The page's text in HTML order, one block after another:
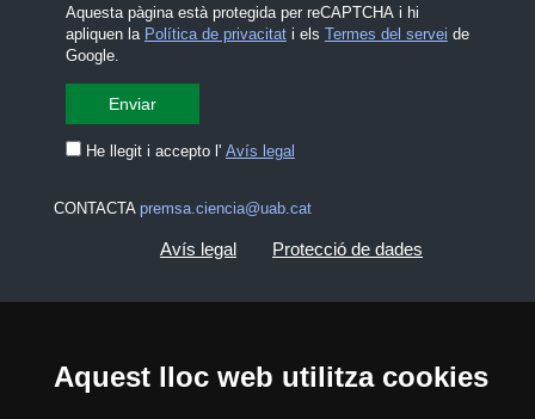
Aquest lloc web utilitza cookies
Aquesta pàgina està protegida per reCAPTCHA i hi
apliquen la Política de privacitati els Termes del servei de
Google.
He llegit i accepto l' Avís legal
CONTACTA premsa.ciencia@uab.cat
Avís legal Protecció de dades
Sobre el web Accessibilitat web
Mapa del web UAB